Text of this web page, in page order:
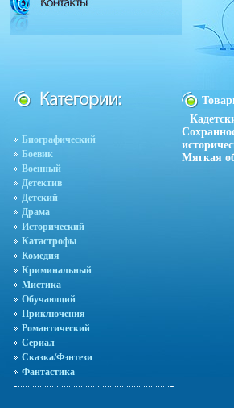
Биографический
Боевик
Военный
Детектив
Детский
Драма
Исторический
Катастрофы
Комедия
Криминальный
Мистика
Обучающий
Приключения
Романтический
Сериал
Сказка/Фэнтези
Фантастика
Мягкая